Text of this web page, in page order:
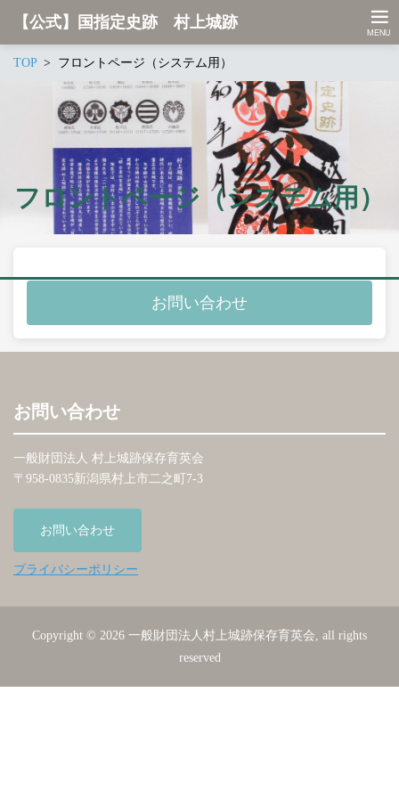
【公式】国指定史跡 村上城跡
TOP フロントページ（システム用）
フロントページ（システム用）
お問い合わせ
お問い合わせ
一般財団法人 村上城跡保存育英会
〒958-0835新潟県村上市二之町7-3
お問い合わせ
プライバシーポリシー
Copyright © 2026 一般財団法人村上城跡保存育英会, all rights
reserved